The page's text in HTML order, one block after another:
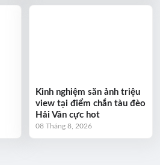
Kinh nghiệm săn ảnh triệu
view tại điểm chắn tàu đèo
Hải Vân cực hot
08 Tháng 8, 2026